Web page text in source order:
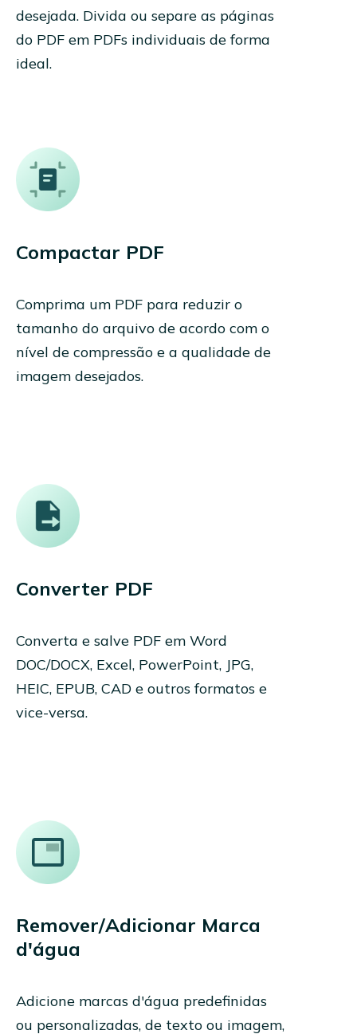
desejada. Divida ou separe as páginas
do PDF em PDFs individuais de forma
ideal.
Compactar PDF
Comprima um PDF para reduzir o
tamanho do arquivo de acordo com o
nível de compressão e a qualidade de
imagem desejados.
Converter PDF
Converta e salve PDF em Word
DOC/DOCX, Excel, PowerPoint, JPG,
HEIC, EPUB, CAD e outros formatos e
vice-versa.
Remover/Adicionar Marca
d'água
Adicione marcas d'água predefinidas
ou personalizadas, de texto ou imagem,